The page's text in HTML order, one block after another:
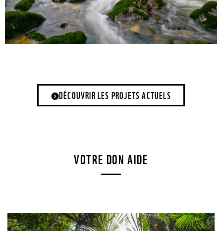
©
DÉCOUVRIR LES PROJETS ACTUELS
VOTRE DON AIDE